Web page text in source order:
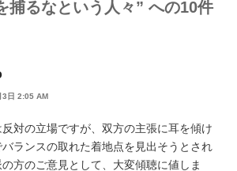
捕るなという人々” への10件
3日 2:05 AM
対の立場ですが、双方の主張に耳を傾け
バランスの取れた着地点を見出そうとされ
方のご意見として、大変傾聴に値しま